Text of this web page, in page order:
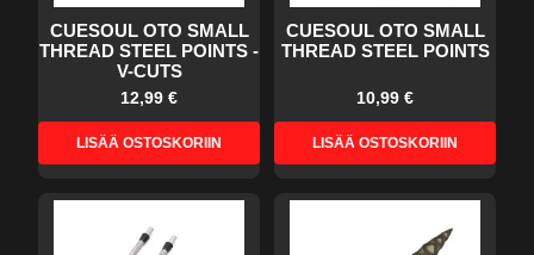
CUESOUL OTO SMALL
THREAD STEEL POINTS -
V-CUTS
12,99 €
LISÄÄ OSTOSKORIIN
CUESOUL OTO SMALL
THREAD STEEL POINTS
10,99 €
LISÄÄ OSTOSKORIIN